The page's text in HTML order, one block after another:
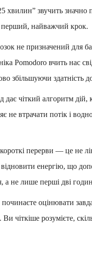
хвилин” звучить значно
перший, найважчий крок.
не призначений для
Pomodoro вчить нас
збільшуючи здатність
дає чіткий алгоритм дій,
не втрачати потік і
перерви — це не
енергію, що
а не лише перші дві
оцінювати
чіткіше розумієте,